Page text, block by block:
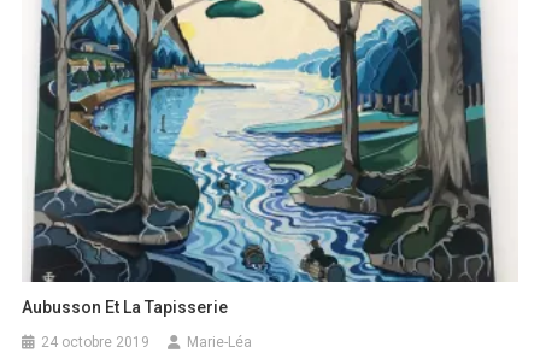
Aubusson Et La Tapisserie
24 octobre 2019 Marie-Léa